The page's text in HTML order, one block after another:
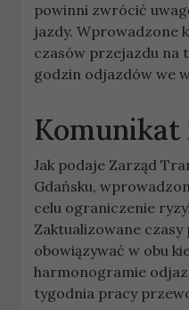
powinni zwrócić
jazdy. Wprowadzone
czasów przejazdu na
godzin odjazdów we
Komunikat
Jak podaje Zarząd
Gdańsku,
celu ograniczenie
Zaktualizowane czasy
obowiązywać w obu
harmonogramie
tygodnia pracy